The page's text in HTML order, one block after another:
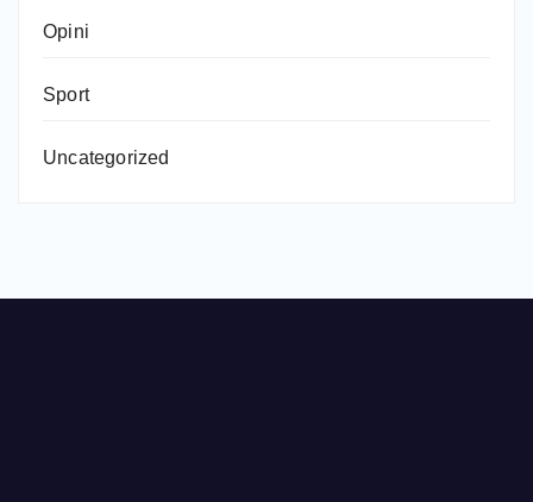
Opini
Sport
Uncategorized